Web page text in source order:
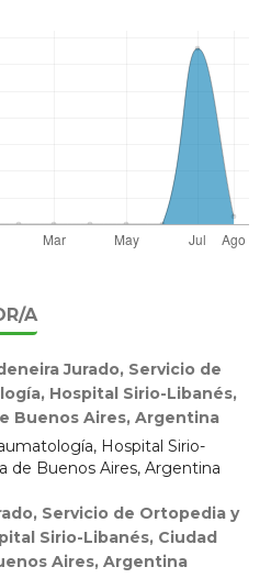
A
Jurado, Servicio de
Hospital Sirio-Libanés,
Buenos Aires, Argentina
Hospital Sirio-
de Buenos Aires, Argentina
Servicio de Ortopedia y
Sirio-Libanés, Ciudad
Aires, Argentina